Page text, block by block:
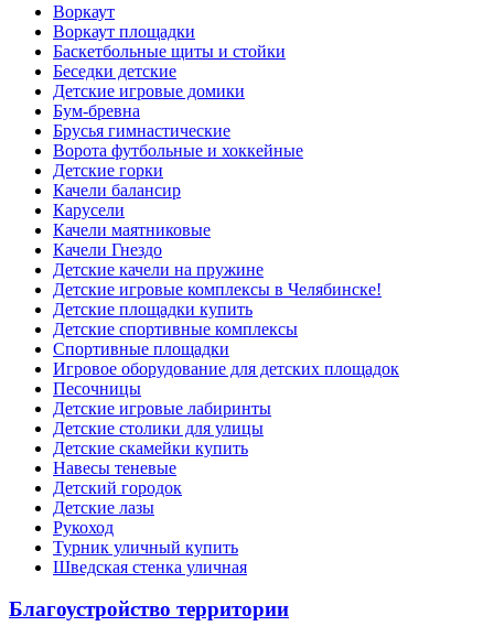
Воркаут
Воркаут площадки
Баскетбольные щиты и стойки
Беседки детские
Детские игровые домики
Бум-бревна
Брусья гимнастические
Ворота футбольные и хоккейные
Детские горки
Качели балансир
Карусели
Качели маятниковые
Качели Гнездо
Детские качели на пружине
Детские игровые комплексы в Челябинске!
Детские площадки купить
Детские спортивные комплексы
Cпортивные площадки
Игровое оборудование для детских площадок
Песочницы
Детские игровые лабиринты
Детские столики для улицы
Детские скамейки купить
Навесы теневые
Детский городок
Детские лазы
Рукоход
Турник уличный купить
Шведская стенка уличная
Благоустройство территории